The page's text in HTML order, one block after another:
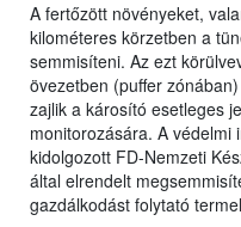
A fertőzött növényeket,
kilométeres körzetben a
semmisíteni. Az ezt
övezetben (puffer
zajlik a károsító esetleges
monitorozására. A védelmi
kidolgozott FD-Nemzeti
által elrendelt
gazdálkodást folytató